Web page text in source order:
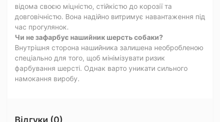
відома своєю міцністю, стійкістю до корозії та
довговічністю. Вона надійно витримує навантаження під
час прогулянок.
Чи не зафарбує нашийник шерсть собаки?
Внутрішня сторона нашийника залишена необробленою
спеціально для того, щоб мінімізувати ризик
фарбування шерсті. Однак варто уникати сильного
намокання виробу.